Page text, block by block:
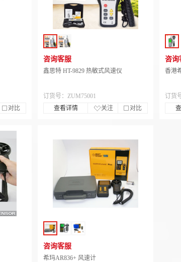
对比
咨询客服
鑫思特 HT-9829 热敏式风速仪
订货号：ZUM75001
查看详情
关注 对比
咨询
香港
订货
咨询客服
希玛AR836+ 风速计